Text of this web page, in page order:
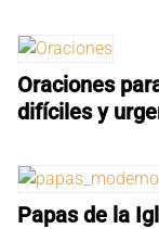
Oraciones
difíciles y
Papas de la